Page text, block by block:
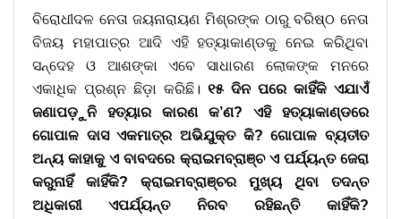
ବିରୋଧୀଦଳ ନେତା ଜୟନାରାୟଣ ମିଶ୍ରଙ୍କ ଠାରୁ ବରିଷ୍ଠ ନେତା
ବିଜୟ ମହାପାତ୍ର ଆଦି ଏହି ହତ୍ୟାକାଣ୍ଡକୁ ନେଇ କରିଥିବା
ସନ୍ଦେହ ଓ ଆଶଙ୍କା ଏବେ ସାଧାରଣ ଲୋକଙ୍କ ମନରେ
ଏକାଧିକ ପ୍ରଶ୍ନ ଛିଡ଼ା କରିଛି। ୧୫ ଦିନ ପରେ କାହିଁକି ଏଯାଏଁ
ଜଣାପଡ଼ୁନି ହତ୍ୟାର କାରଣ କ’ଣ? ଏହି ହତ୍ୟାକାଣ୍ଡରେ
ଗୋପାଳ ଦାସ ଏକମାତ୍ର ଅଭିଯୁକ୍ତ କି? ଗୋପାଳ ବ୍ୟତୀତ
ଅନ୍ୟ କାହାକୁ ଏ ବାବଦରେ କ୍ରାଇମବ୍ରାଞ୍ଚ ଏ ପର୍ଯ୍ୟନ୍ତ ଜେରା
କରୁନାହିଁ କାହିଁକି? କ୍ରାଇମବ୍ରାଞ୍ଚର ମୁଖ୍ୟ ଥିବା ତଦନ୍ତ
ଅଧିକାରୀ ଏପର୍ଯ୍ୟନ୍ତ ନିରବ ରହିଛନ୍ତି କାହିଁକି?